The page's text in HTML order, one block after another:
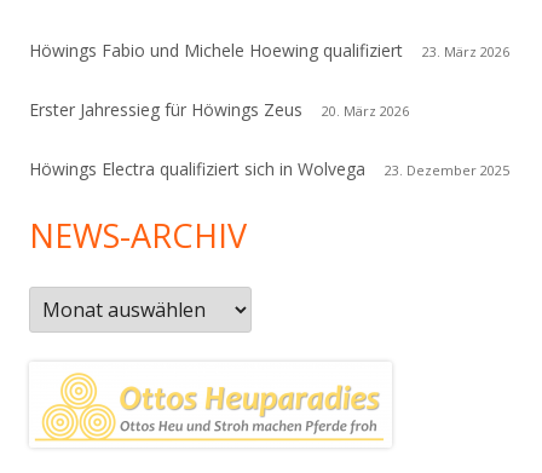
Höwings Fabio und Michele Hoewing qualifiziert 23. März 2026
Erster Jahressieg für Höwings Zeus 20. März 2026
Höwings Electra qualifiziert sich in Wolvega 23. Dezember 2025
NEWS-ARCHIV
News-
Archiv